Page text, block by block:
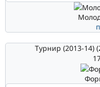
Турнир (2013-14)